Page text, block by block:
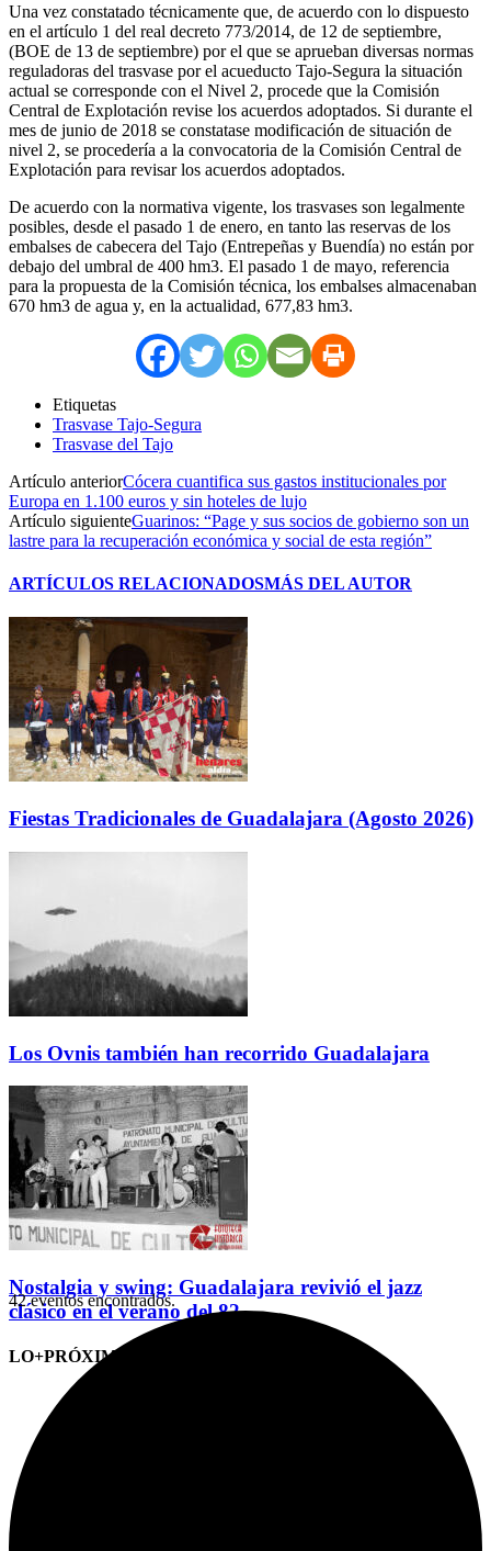
Una vez constatado técnicamente que, de acuerdo con lo dispuesto
en el artículo 1 del real decreto 773/2014, de 12 de septiembre,
(BOE de 13 de septiembre) por el que se aprueban diversas normas
reguladoras del trasvase por el acueducto Tajo-Segura la situación
actual se corresponde con el Nivel 2, procede que la Comisión
Central de Explotación revise los acuerdos adoptados. Si durante el
mes de junio de 2018 se constatase modificación de situación de
nivel 2, se procedería a la convocatoria de la Comisión Central de
Explotación para revisar los acuerdos adoptados.
De acuerdo con la normativa vigente, los trasvases son legalmente
posibles, desde el pasado 1 de enero, en tanto las reservas de los
embalses de cabecera del Tajo (Entrepeñas y Buendía) no están por
debajo del umbral de 400 hm3. El pasado 1 de mayo, referencia
para la propuesta de la Comisión técnica, los embalses almacenaban
670 hm3 de agua y, en la actualidad, 677,83 hm3.
Etiquetas
Trasvase Tajo-Segura
Trasvase del Tajo
Artículo anteriorCócera cuantifica sus gastos institucionales por
Europa en 1.100 euros y sin hoteles de lujo
Artículo siguienteGuarinos: “Page y sus socios de gobierno son un
lastre para la recuperación económica y social de esta región”
ARTÍCULOS RELACIONADOSMÁS DEL AUTOR
Fiestas Tradicionales de Guadalajara (Agosto 2026)
Los Ovnis también han recorrido Guadalajara
Nostalgia y swing: Guadalajara revivió el jazz
clásico en el verano del 82
LO+PRÓXIMO (CITAS)
42 eventos encontrados.